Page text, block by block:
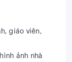
giáo viên,
ảnh nhà